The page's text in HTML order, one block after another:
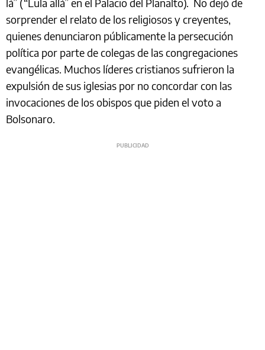
lá” (“Lula allá” en el Palacio del Planalto). No dejó de
sorprender el relato de los religiosos y creyentes,
quienes denunciaron públicamente la persecución
política por parte de colegas de las congregaciones
evangélicas. Muchos líderes cristianos sufrieron la
expulsión de sus iglesias por no concordar con las
invocaciones de los obispos que piden el voto a
Bolsonaro.